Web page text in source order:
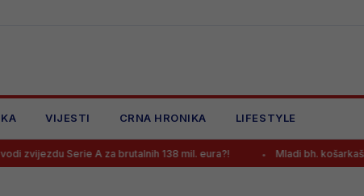
VIJESTI CRNA HRONIKA LIFESTYLE
A za brutalnih 138 mil. eura?! Mladi bh. košarkaši večeras